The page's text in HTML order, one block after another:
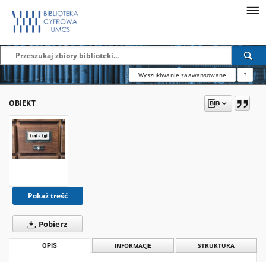
Wyszukiwanie zaawansowane ?
OBIEKT
Pokaż treść
Pobierz
OPIS INFORMACJE STRUKTURA